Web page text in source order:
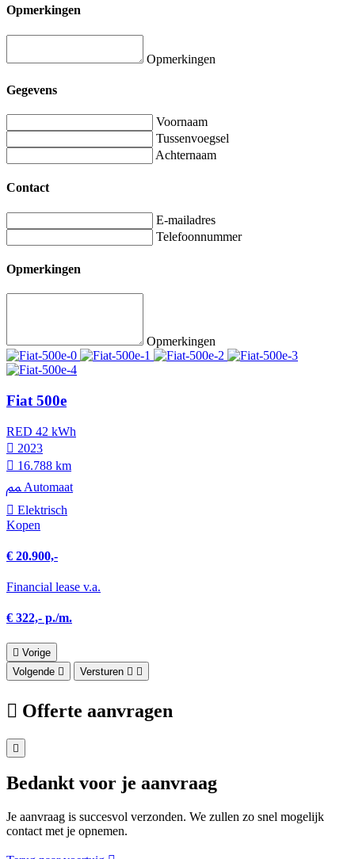
Opmerkingen
Opmerkingen
Gegevens
Voornaam
Tussenvoegsel
Achternaam
Contact
E-mailadres
Telefoonnummer
Opmerkingen
Opmerkingen
Fiat 500e
RED 42 kWh
2023
16.788 km
Automaat
Elektrisch
Kopen
€ 20.900,-
Financial lease v.a.
€ 322,- p./m.
Vorige
Volgende
Versturen
Offerte aanvragen
Bedankt voor je aanvraag
Je aanvraag is succesvol verzonden. We zullen zo snel mogelijk
contact met je opnemen.